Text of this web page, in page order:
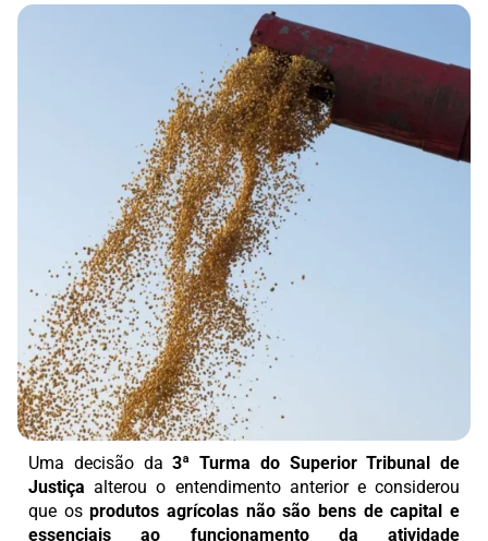
Uma decisão da3ª Turma do Superior Tribunal de
Justiça alterou o entendimento anterior e considerou
que osprodutos agrícolas não são bens de capital e
essenciais ao funcionamento da atividade